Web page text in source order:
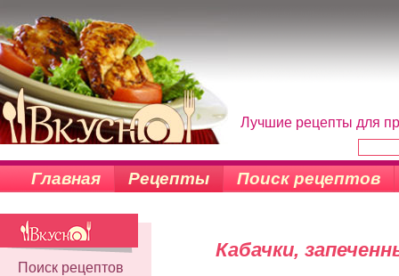
Лучшие рецепты для
Главная Рецепты Поиск рецептов
Поиск рецептов
Кабачки,